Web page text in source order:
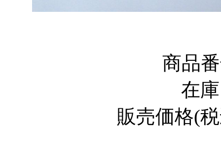
商品
在
販売価格(